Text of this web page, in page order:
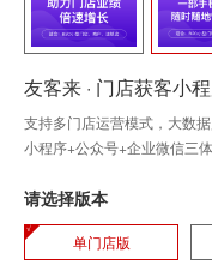
友客来 · 门店获客小
支持多门店运营模式，大数
小程序+公众号+企业微信三
请选择版本
单门店版